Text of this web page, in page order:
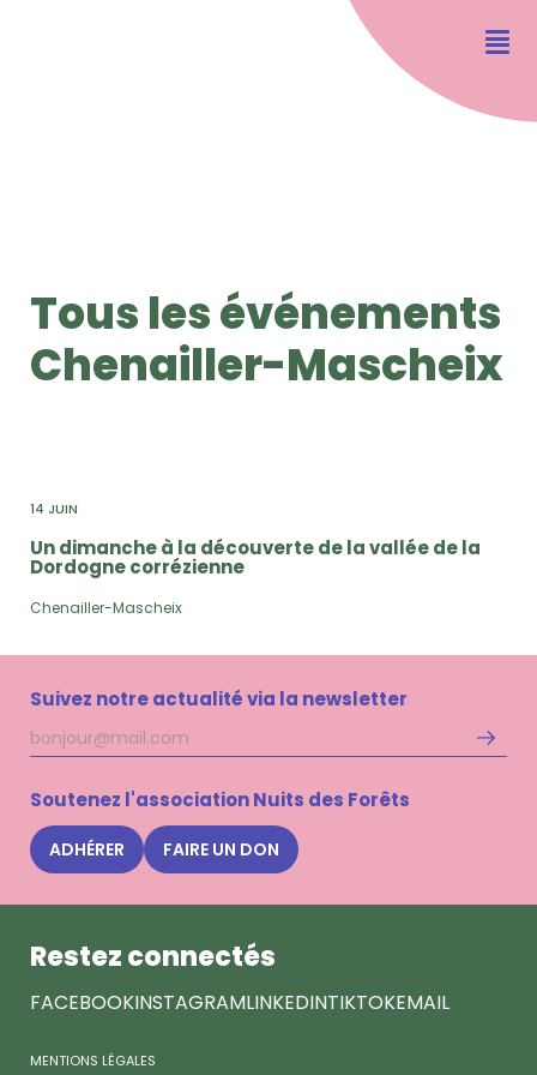
Tous les événements
Chenailler-Mascheix
14 JUIN
Un dimanche à la découverte de la vallée de la
Dordogne corrézienne
Chenailler-Mascheix
Suivez notre actualité via la newsletter
Adresse
mail
Soutenez l'association Nuits des Forêts
ADHÉRER FAIRE UN DON
Restez connectés
FACEBOOKINSTAGRAMLINKEDINTIKTOKEMAIL
MENTIONS LÉGALES